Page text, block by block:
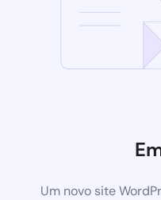
Um novo site